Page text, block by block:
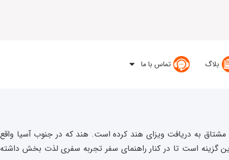
بلاگ تماس با ما
به دریافت ویزای هند کرده است. هند که در جنوب آسیا واقع
گزینه است تا در کنار راهنمای سفر تجربه سفری لذت بخش داشته